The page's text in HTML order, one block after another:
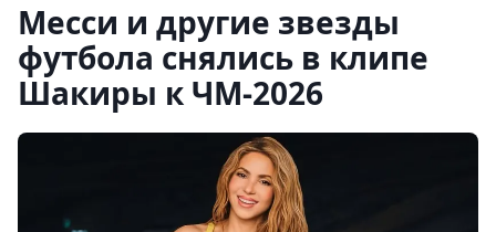
Месси и другие звезды
футбола снялись в клипе
Шакиры к ЧМ-2026